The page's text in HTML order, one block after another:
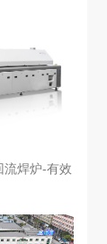
流焊炉-有效